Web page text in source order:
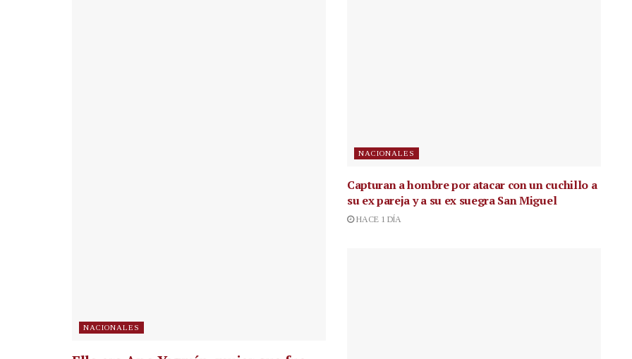
NACIONALES
NACIONALES
Capturan a hombre por atacar con un cuchillo a
su ex pareja y a su ex suegra San Miguel
HACE 1 DÍA